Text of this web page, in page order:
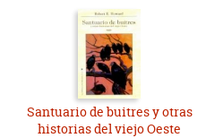
Santuario de buitres y otras
historias del viejo Oeste